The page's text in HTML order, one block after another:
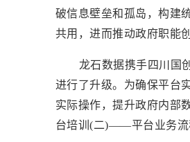
破信息壁垒和孤岛，构建
共用，进而推动政府职能
龙石数据携手四川国
进行了升级。为确保平台
实际操作，提升政府内部
台培训(二)——平台业务